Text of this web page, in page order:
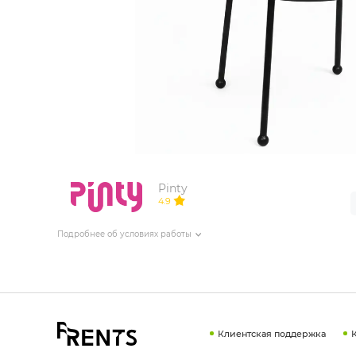
ИЗДЕЛИЯ ДЛЯ КОМФОРТА
ТЕХНИЧЕСКОЕ ОБОРУДОВАНИЕ
Pinty
4.9
Подробнее об условиях работы
Клиентская поддержка